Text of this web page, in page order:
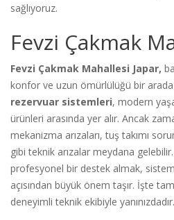
sağlıyoruz.
Fevzi Çakmak
Fevzi Çakmak Mahallesi Japar,
konfor ve uzun ömürlülüğü bir
rezervuar sistemleri, modern
ürünleri arasında yer alır. Ancak
mekanizma arızaları, tuş takımı
gibi teknik arızalar meydana
profesyonel bir destek almak,
açısından büyük önem taşır. İşte
deneyimli teknik ekibiyle yanınızdadır.